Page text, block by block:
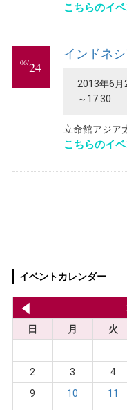
こちらのイ
06/24
インドネ
2013年6
～17:30
立命館アジア
こちらのイ
イベントカレンダー
日
月 火
2
3 4
9
10 11